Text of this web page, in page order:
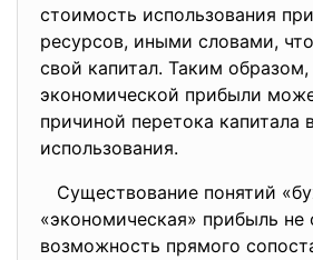
стоимость использования
ресурсов, иными словами,
свой капитал. Таким образом,
экономической прибыли
причиной перетока капитала
использования.
Существование понятий
«экономическая» прибыль не
возможность прямого